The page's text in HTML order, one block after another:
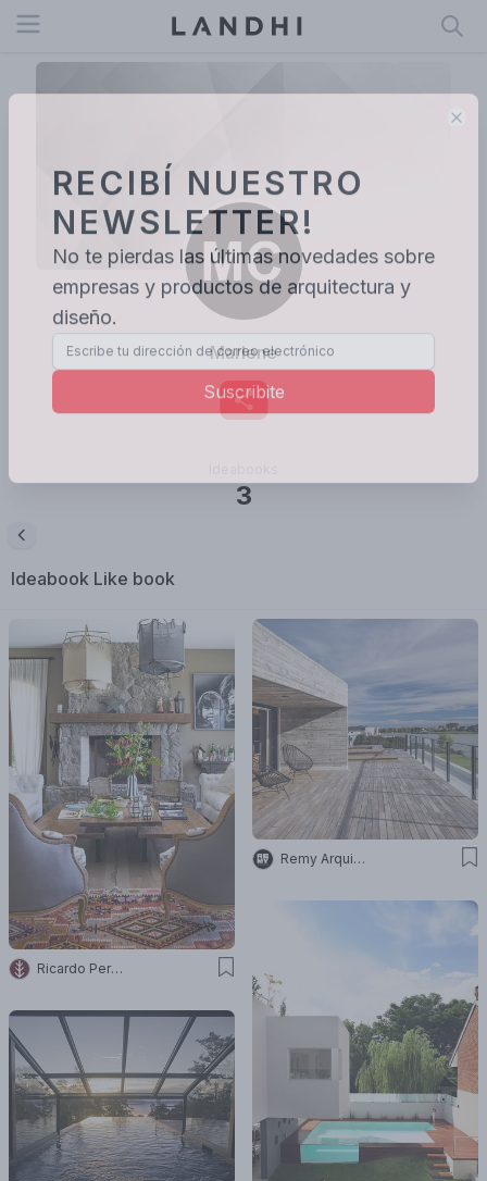
Open menu
Marlene
3
Ideabook Like book
Ricardo Pereyra Iraola
Remy Arquitectos
RECIBÍ NUESTRO
NEWSLETTER!
No te pierdas las últimas novedades sobre
empresas y productos de arquitectura y
diseño.
Suscribite